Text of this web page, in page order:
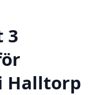
3
Halltorp